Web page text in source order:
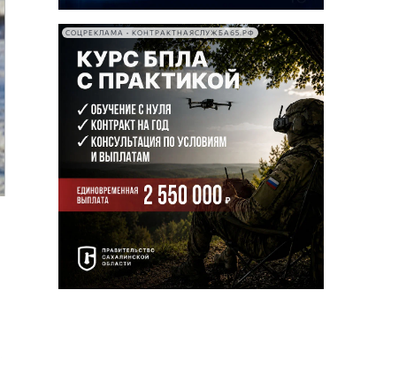
СОЦРЕКЛАМА • КОНТРАКТНАЯСЛУЖБА65.РФ